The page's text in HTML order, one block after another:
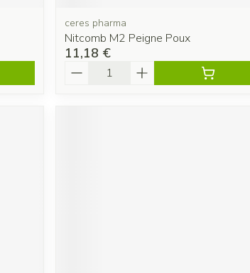
ceres pharma
Nitcomb M2 Peigne Poux
11,18 €
Quantité